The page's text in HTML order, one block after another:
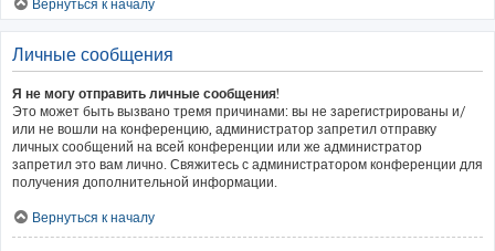
Вернуться к началу
Личные сообщения
Я не могу отправить личные сообщения!
Это может быть вызвано тремя причинами: вы не зарегистрированы и/
или не вошли на конференцию, администратор запретил отправку
личных сообщений на всей конференции или же администратор
запретил это вам лично. Свяжитесь с администратором конференции для
получения дополнительной информации.
Вернуться к началу